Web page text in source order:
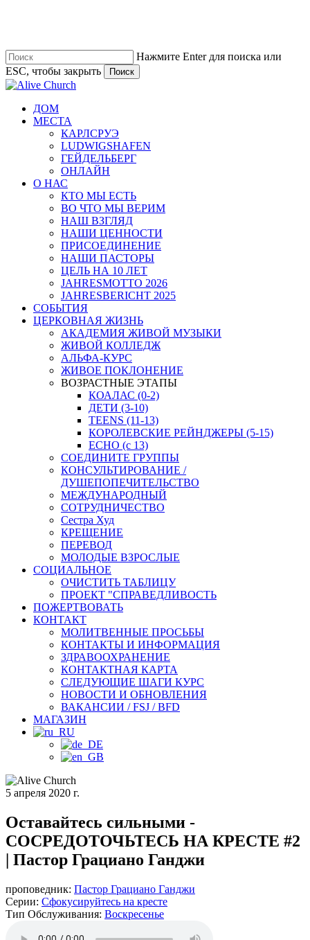
содержанию
Нажмите Enter для поиска или
ESC, чтобы закрыть
Поиск
Закрыть
Меню ДОМ
МЕСТА
КАРЛСРУЭ
LUDWIGSHAFEN
ГЕЙДЕЛЬБЕРГ
ОНЛАЙН
О НАС
КТО МЫ ЕСТЬ
ВО ЧТО МЫ ВЕРИМ
НАШ ВЗГЛЯД
НАШИ ЦЕННОСТИ
ПРИСОЕДИНЕНИЕ
НАШИ ПАСТОРЫ
ЦЕЛЬ НА 10 ЛЕТ
JAHRESMOTTO 2026
JAHRESBERICHT 2025
СОБЫТИЯ
ЦЕРКОВНАЯ ЖИЗНЬ
АКАДЕМИЯ ЖИВОЙ МУЗЫКИ
ЖИВОЙ КОЛЛЕДЖ
АЛЬФА-КУРС
ЖИВОЕ ПОКЛОНЕНИЕ
ВОЗРАСТНЫЕ ЭТАПЫ
КОАЛАС (0-2)
ДЕТИ (3-10)
TEENS (11-13)
КОРОЛЕВСКИЕ РЕЙНДЖЕРЫ (5-15)
ECHO (с 13)
СОЕДИНИТЕ ГРУППЫ
КОНСУЛЬТИРОВАНИЕ /
ДУШЕПОПЕЧИТЕЛЬСТВО
МЕЖДУНАРОДНЫЙ
СОТРУДНИЧЕСТВО
Сестра Худ
КРЕЩЕНИЕ
ПЕРЕВОД
МОЛОДЫЕ ВЗРОСЛЫЕ
СОЦИАЛЬНОЕ
ОЧИСТИТЬ ТАБЛИЦУ
ПРОЕКТ "СПРАВЕДЛИВОСТЬ
ПОЖЕРТВОВАТЬ
КОНТАКТ
МОЛИТВЕННЫЕ ПРОСЬБЫ
КОНТАКТЫ И ИНФОРМАЦИЯ
ЗДРАВООХРАНЕНИЕ
КОНТАКТНАЯ КАРТА
СЛЕДУЮЩИЕ ШАГИ КУРС
НОВОСТИ И ОБНОВЛЕНИЯ
ВАКАНСИИ / FSJ / BFD
МАГАЗИН
5 апреля 2020 г.
Оставайтесь сильными -
СОСРЕДОТОЧЬТЕСЬ НА КРЕСТЕ #2
| Пастор Грациано Ганджи
проповедник: Пастор Грациано Ганджи
Серии: Сфокусируйтесь на кресте
Тип Обслуживания: Воскресенье